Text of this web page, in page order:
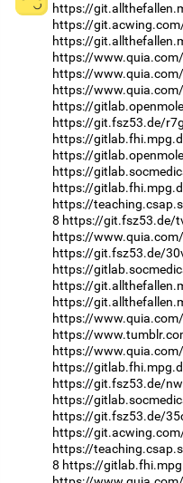
https://
https://
https://
https://
https://
https://
https://
https://git.fsz53.de/
https://
https://
https://
https://
https://
8 https://git.fsz53.de/
https://
https://git.fsz53.de/
https://
https://
https://
https://
https://
https://
https://
https://git.fsz53.de/
https://
https://git.fsz53.de/
https://
https://
8 https://